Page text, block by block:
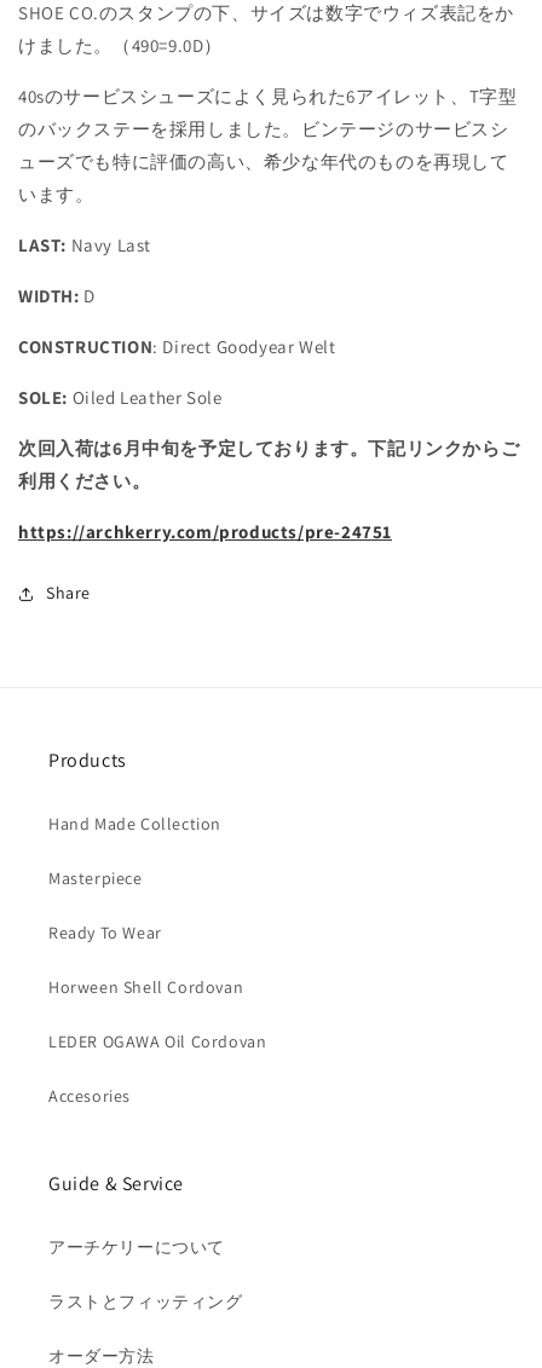
SHOE CO.のスタンプの下、サイズは数字でウィズ表記をか
けました。（490=9.0D）
40sのサービスシューズによく見られた6アイレット、T字型
のバックステーを採用しました。ビンテージのサービスシ
ューズでも特に評価の高い、希少な年代のものを再現して
います。
LAST: Navy Last
WIDTH: D
CONSTRUCTION: Direct Goodyear Welt
SOLE: Oiled Leather Sole
次回入荷は6月中旬を予定しております。下記リンクからご
利用ください。
https://archkerry.com/products/pre-24751
Share
Products
Hand Made Collection
Masterpiece
Ready To Wear
Horween Shell Cordovan
LEDER OGAWA Oil Cordovan
Accesories
Guide & Service
アーチケリーについて
ラストとフィッティング
オーダー方法